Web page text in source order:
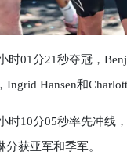
时01分21秒夺冠，
Hansen和
时10分05秒率先冲线
获亚军和季军。